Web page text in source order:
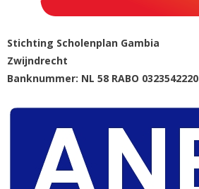
Stichting Scholenplan Gambia
Zwijndrecht
Banknummer: NL 58 RABO 0323542220